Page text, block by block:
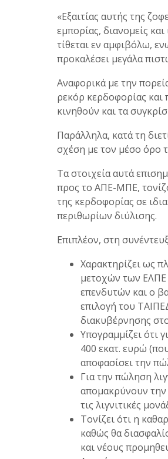
«Εξαιτίας αυτής της
εμπορίας, διανομείς
τίθεται εν αμφιβόλω,
προκαλέσει μεγάλα
Αναφορικά με την
ρεκόρ κερδοφορίας
κινηθούν και τα
Παράλληλα, κατά τη
σχέση με τον μέσο όρο
Τα στοιχεία αυτά
προς το ΑΠΕ-ΜΠΕ,
της κερδοφορίας σε
περιθωρίων διύλισης.
Επιπλέον, στη
Χαρακτηρίζει ως
μετοχών των ΕΛΠΕ
επενδυτών και ο
επιλογή του
διακυβέρνησης
Υπογραμμίζει ότι
400 εκατ. ευρώ
αποφασίσει την
Για την πώληση
απομακρύνουν την
τις λιγνιτικές
Τονίζει ότι η
καθώς θα
και νέους